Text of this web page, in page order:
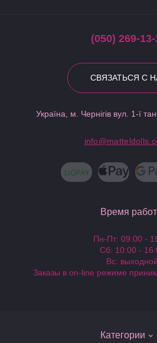
(050) 269-
СВЯЗАТЬСЯ С
Україна, м. Чернігів вул. 1-ї
Категории
Время
Пн-Пт: 09:00 -
Сб: 10:00 -
Вс: выходной
Заказы в on-line режиме